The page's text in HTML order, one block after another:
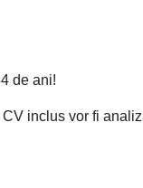
de ani!
inclus vor fi